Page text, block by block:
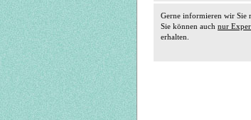
Gerne informieren wir Sie
Sie können auch nur
erhalten.